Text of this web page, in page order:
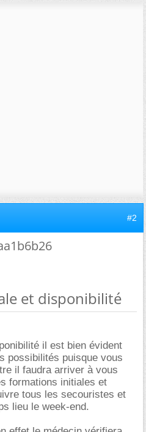
#2
et disponibilité
il est bien évident
possibilités puisque vous
il faudra arriver à vous
formations initiales et
tous les secouristes et
lieu le week-end.